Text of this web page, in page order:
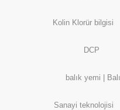
Kolin Klorür bilgisi
DCP
balık yemi |
Sanayi teknolojisi